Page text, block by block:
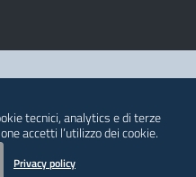
tecnici, analytics e di terze
accetti l’utilizzo dei cookie.
Privacy policy